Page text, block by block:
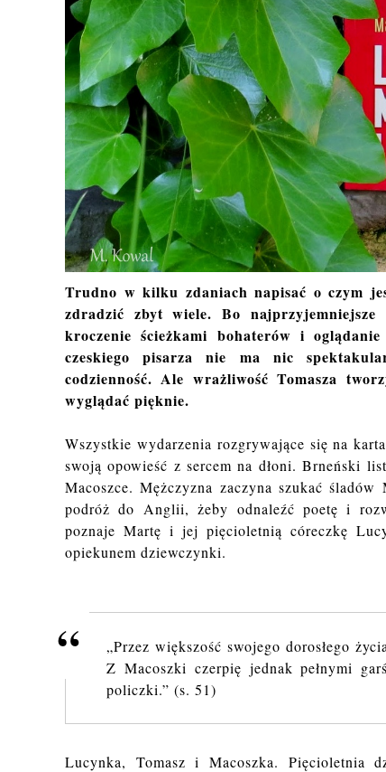
Trudno w kilku zdaniach napisać o czym
zdradzić zbyt wiele. Bo
kroczenie ścieżkami bohaterów i
czeskiego pisarza nie ma nic
codzienność. Ale wrażliwość Tomasza
wyglądać pięknie.
Wszystkie wydarzenia rozgrywające się na
swoją opowieść z sercem na dłoni. Brneński
Macoszce. Mężczyzna zaczyna szukać
podróż do Anglii, żeby odnaleźć poetę i
poznaje Martę i jej pięcioletnią córeczkę
opiekunem dziewczynki.
„Przez większość swojego dorosłego
Z Macoszki czerpię jednak pełnymi
policzki.” (s. 51)
Lucynka, Tomasz i Macoszka. Pięcioletnia